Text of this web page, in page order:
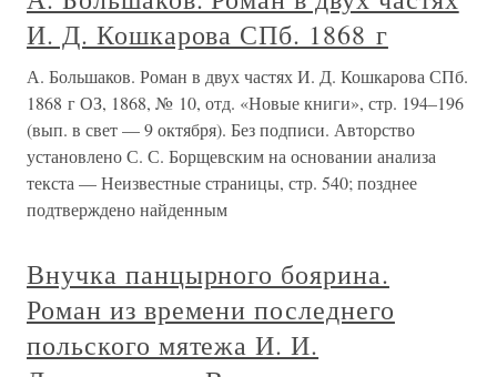
И. Д. Кошкарова СПб. 1868 г
А. Большаков. Роман в двух частях И. Д. Кошкарова СПб.
1868 г ОЗ, 1868, № 10, отд. «Новые книги», стр. 194–196
(вып. в свет — 9 октября). Без подписи. Авторство
установлено С. С. Борщевским на основании анализа
текста — Неизвестные страницы, стр. 540; позднее
подтверждено найденным
Внучка панцырного боярина.
Роман из времени последнего
польского мятежа И. И.